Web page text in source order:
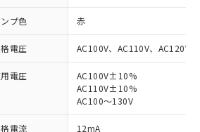
ンプ色 赤
電圧 AC100V、AC110V、AC120V
電圧
AC100V±10%
AC110V±10%
AC100～130V
電流 12mA
EU RoHS指令（10物質）の